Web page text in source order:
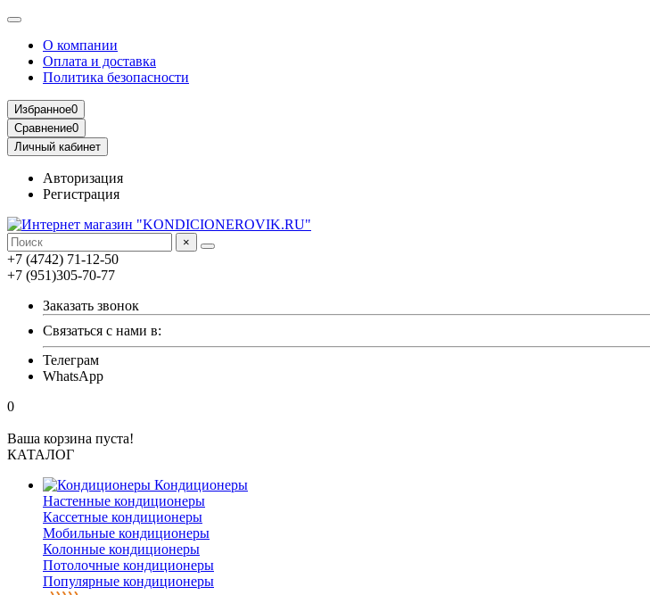
О компании
Оплата и доставка
Политика безопасности
Избранное0
Сравнение0
Личный кабинет
Авторизация
Регистрация
×
+7 (4742) 71-12-50
+7 (951)305-70-77
Заказать звонок
Связаться с нами в:
Телеграм
WhatsApp
0
Ваша корзина пуста!
КАТАЛОГ
Кондиционеры
Настенные кондиционеры
Кассетные кондиционеры
Мобильные кондиционеры
Колонные кондиционеры
Потолочные кондиционеры
Популярные кондиционеры